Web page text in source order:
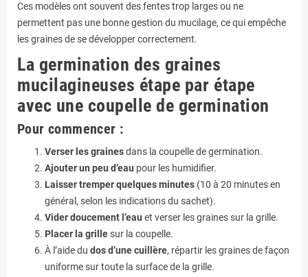
Ces modèles ont souvent des fentes trop larges ou ne
permettent pas une bonne gestion du mucilage, ce qui empêche
les graines de se développer correctement.
La germination des graines
mucilagineuses étape par étape
avec une coupelle de germination
Pour commencer :
Verser les grainesdans la coupelle de germination.
Ajouter un peu d’eau pour les humidifier.
Laisser tremper quelques minutes (10 à 20 minutes en
général, selon les indications du sachet).
Vider doucement l’eau et verser les graines sur la grille.
Placer la grillesur la coupelle.
À l’aide du dos d’une cuillère, répartir les graines de façon
uniforme sur toute la surface de la grille.